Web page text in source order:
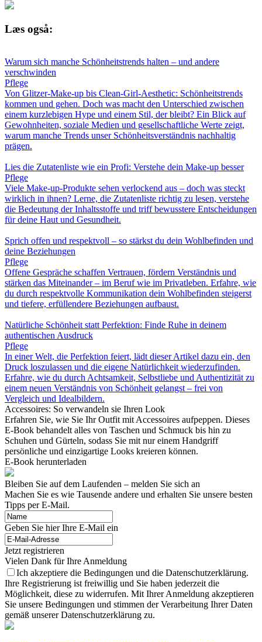
Læs også:
Warum sich manche Schönheitstrends halten – und andere
verschwinden
Pflege
Von Glitzer-Make-up bis Clean-Girl-Aesthetic: Schönheitstrends
kommen und gehen. Doch was macht den Unterschied zwischen
einem kurzlebigen Hype und einem Stil, der bleibt? Ein Blick auf
Gewohnheiten, soziale Medien und gesellschaftliche Werte zeigt,
warum manche Trends unser Schönheitsverständnis nachhaltig
prägen.
Lies die Zutatenliste wie ein Profi: Verstehe dein Make-up besser
Pflege
Viele Make-up-Produkte sehen verlockend aus – doch was steckt
wirklich in ihnen? Lerne, die Zutatenliste richtig zu lesen, verstehe
die Bedeutung der Inhaltsstoffe und triff bewusstere Entscheidungen
für deine Haut und Gesundheit.
Sprich offen und respektvoll – so stärkst du dein Wohlbefinden und
deine Beziehungen
Pflege
Offene Gespräche schaffen Vertrauen, fördern Verständnis und
stärken das Miteinander – im Beruf wie im Privatleben. Erfahre, wie
du durch respektvolle Kommunikation dein Wohlbefinden steigerst
und tiefere, erfüllendere Beziehungen aufbaust.
Natürliche Schönheit statt Perfektion: Finde Ruhe in deinem
authentischen Ausdruck
Pflege
In einer Welt, die Perfektion feiert, lädt dieser Artikel dazu ein, den
Druck loszulassen und die eigene Natürlichkeit wiederzufinden.
Erfahre, wie du durch Achtsamkeit, Selbstliebe und Authentizität zu
einem neuen Verständnis von Schönheit gelangst – frei von
Vergleich und Idealbildern.
Accessoires: So verwandeln sie Ihren Look
Erfahren Sie, wie Sie Ihr Outfit mit Accessoires aufpeppen. Dieses
E-Book behandelt alles von Taschen und Schmuck bis hin zu
Schuhen und Gürteln, sodass Sie mit nur einem Handgriff
persönliche und einzigartige Looks kreieren können.
E-Book herunterladen
Bleiben Sie auf dem Laufenden – melden Sie sich an
Machen Sie es wie Tausende andere und erhalten Sie unsere besten
Tipps per E-Mail.
Geben Sie hier Ihre E-Mail ein
Jetzt registrieren
Vielen Dank für Ihre Anmeldung
Ich akzeptiere die Bedingungen und die Datenschutzerklärung.
Ihre Registrierung ist freiwillig und Sie haben jederzeit die
Möglichkeit, diese zu widerrufen. Mit Ihrer Anmeldung akzeptieren
Sie unsere Bedingungen und stimmen der Verarbeitung Ihrer Daten
gemäß unserer Datenschutzerklärung zu.